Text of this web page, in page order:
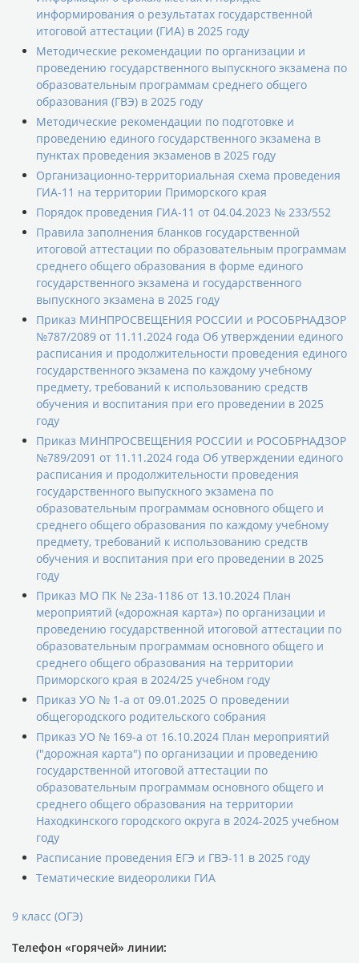
информирования о результатах государственной
итоговой аттестации (ГИА) в 2025 году
Методические рекомендации по организации и
проведению государственного выпускного экзамена по
образовательным программам среднего общего
образования (ГВЭ) в 2025 году
Методические рекомендации по подготовке и
проведению единого государственного экзамена в
пунктах проведения экзаменов в 2025 году
Организационно-территориальная схема проведения
ГИА-11 на территории Приморского края
Порядок проведения ГИА-11 от 04.04.2023 № 233/552
Правила заполнения бланков государственной
итоговой аттестации по образовательным программам
среднего общего образования в форме единого
государственного экзамена и государственного
выпускного экзамена в 2025 году
Приказ МИНПРОСВЕЩЕНИЯ РОССИИ и РОСОБРНАДЗОР
№787/2089 от 11.11.2024 года Об утверждении единого
расписания и продолжительности проведения единого
государственного экзамена по каждому учебному
предмету, требований к использованию средств
обучения и воспитания при его проведении в 2025
году
Приказ МИНПРОСВЕЩЕНИЯ РОССИИ и РОСОБРНАДЗОР
№789/2091 от 11.11.2024 года Об утверждении единого
расписания и продолжительности проведения
государственного выпускного экзамена по
образовательным программам основного общего и
среднего общего образования по каждому учебному
предмету, требований к использованию средств
обучения и воспитания при его проведении в 2025
году
Приказ МО ПК № 23а-1186 от 13.10.2024 План
мероприятий («дорожная карта») по организации и
проведению государственной итоговой аттестации по
образовательным программам основного общего и
среднего общего образования на территории
Приморского края в 2024/25 учебном году
Приказ УО № 1-а от 09.01.2025 О проведении
общегородского родительского собрания
Приказ УО № 169-а от 16.10.2024 План мероприятий
("дорожная карта") по организации и проведению
государственной итоговой аттестации по
образовательным программам основного общего и
среднего общего образования на территории
Находкинского городского округа в 2024-2025 учебном
году
Расписание проведения ЕГЭ и ГВЭ-11 в 2025 году
Тематические видеоролики ГИА
9 класс (ОГЭ)
Телефон «горячей» линии: